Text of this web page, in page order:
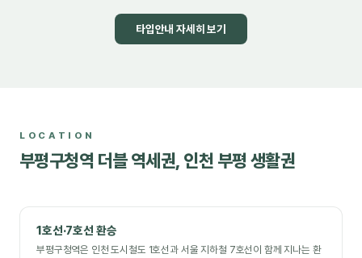
타입안내 자세히 보기
LOCATION
부평구청역 더블 역세권, 인천 부평 생활권
1호선·7호선 환승
부평구청역은 인천 도시철도 1호선과 서울 지하철 7호선이 함께 지나는 환